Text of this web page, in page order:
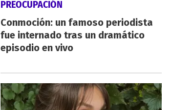
PREOCUPACIÓN
Conmoción: un famoso periodista
fue internado tras un dramático
episodio en vivo